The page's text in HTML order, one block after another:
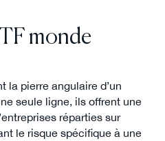
monde
la pierre angulaire d’un
seule ligne, ils offrent une
réparties sur
le risque spécifique à une